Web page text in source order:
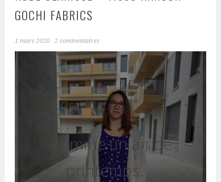
GOCHI FABRICS
1 mars 2020 2 commentaires
Comme un air de
printemps…